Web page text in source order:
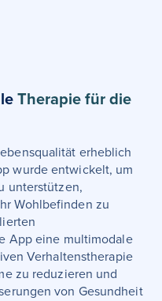
Therapie für die
erheblich
wurde entwickelt, um
unterstützen,
Wohlbefinden zu
App eine multimodale
Verhaltenstherapie
zu reduzieren und
von Gesundheit